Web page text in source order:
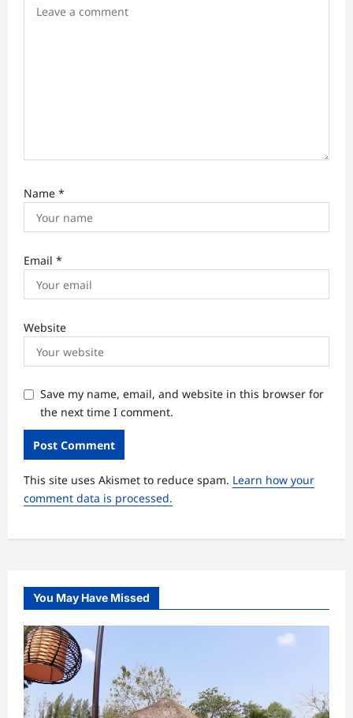
Name *
Email *
Website
Save my name, email, and website in this browser for
the next time I comment.
This site uses Akismet to reduce spam. Learn how your
comment data is processed.
You May Have Missed